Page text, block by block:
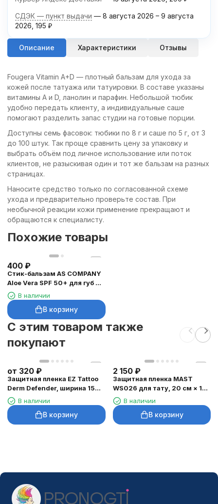
СДЭК — пункт выдачи 8 августа 2026 – 9 августа
2026 195 ₽
Описание Характеристики Отзывы
Fougera Vitamin A+D — плотный бальзам для ухода за
кожей после татуажа или татуировки. В составе указаны
витамины A и D, ланолин и парафин. Небольшой тюбик
удобно передать клиенту, а индивидуальные саше
помогают разделить запас студии на готовые порции.
Доступны семь фасовок: тюбики по 8 г и саше по 5 г, от 3
до 100 штук. Так проще сравнить цену за упаковку и
выбрать объём под личное использование или поток
клиентов, не разыскивая один и тот же бальзам на разных
страницах.
Наносите средство только по согласованной схеме
ухода и предварительно проверьте состав. При
необычной реакции кожи применение прекращают и
обращаются к специалисту.
Похожие товары
400 ₽
Стик-бальзам AS COMPANY
Aloe Vera SPF 50+ для губ и
бровей, 3 г
В наличии
В корзину
C этим товаром также
покупают
от 320 ₽
Защитная пленка EZ Tattoo
Derm Defender, ширина 15
см В наличии
В корзину
2 150 ₽
Защитная пленка MAST
WS026 для тату, 20 см × 10
м
В наличии
В корзину